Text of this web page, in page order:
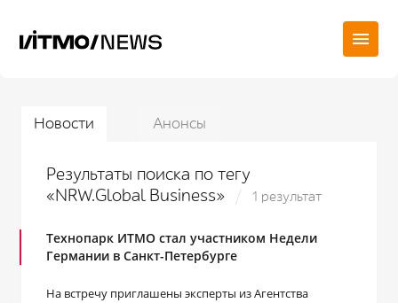
Новости Анонсы
Результаты поиска по тегу
«NRW.Global Business»
1 результат
Технопарк ИТМО стал участником Недели
Германии в Санкт-Петербурге
На встречу приглашены эксперты из Агентства